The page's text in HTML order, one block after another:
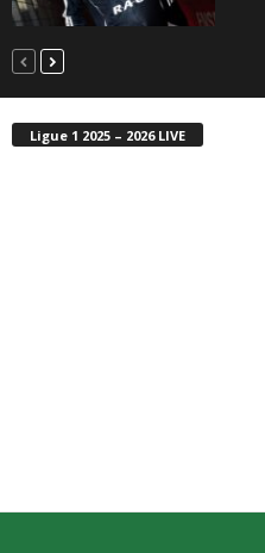
Ligue 1 2025 – 2026 LIVE